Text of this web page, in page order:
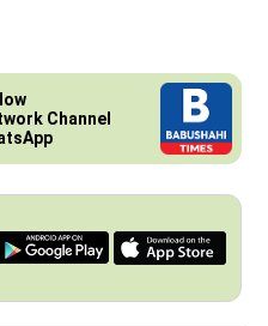
Channel